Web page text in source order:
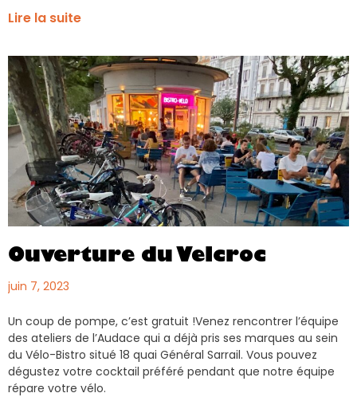
Lire la suite
Ouverture du Velcroc
juin 7, 2023
Un coup de pompe, c’est gratuit !Venez rencontrer l’équipe
des ateliers de l’Audace qui a déjà pris ses marques au sein
du Vélo-Bistro situé 18 quai Général Sarrail. Vous pouvez
dégustez votre cocktail préféré pendant que notre équipe
répare votre vélo.